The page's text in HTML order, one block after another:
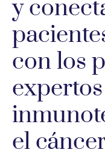
y
con los
el